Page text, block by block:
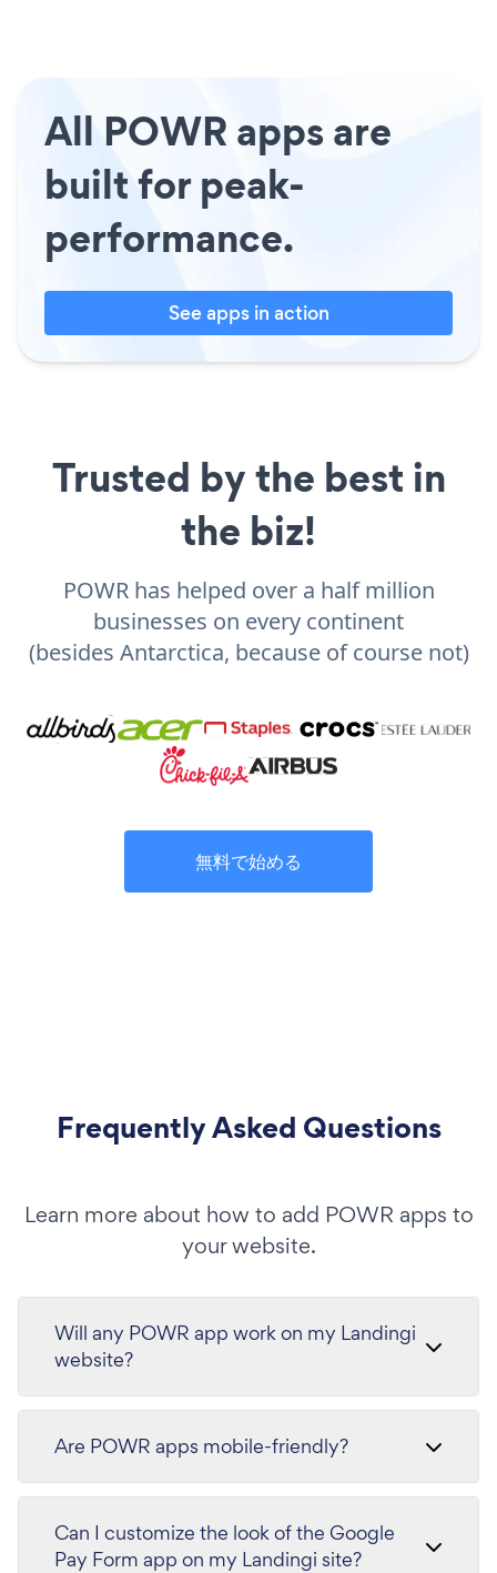
All POWR apps are
built for peak-
performance.
See apps in action
Trusted by the best in
the biz!
POWR has helped over a half million
businesses on every continent
(besides Antarctica, because of course not)
無料で始める
Frequently Asked Questions
Learn more about how to add POWR apps to
your website.
Will any POWR app work on my Landingi
website?
Are POWR apps mobile-friendly?
Can I customize the look of the Google
Pay Form app on my Landingi site?